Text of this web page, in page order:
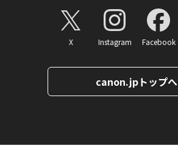
X Instagram Facebook
canon.jpトップへ